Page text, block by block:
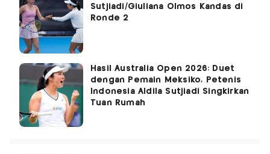
Sutjiadi/Giuliana Olmos Kandas di
Ronde 2
Hasil Australia Open 2026: Duet
dengan Pemain Meksiko, Petenis
Indonesia Aldila Sutjiadi Singkirkan
Tuan Rumah